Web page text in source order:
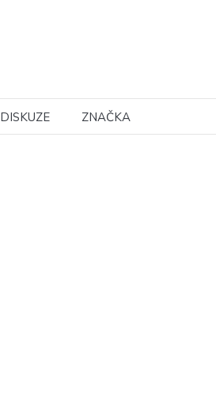
DISKUZE ZNAČKA